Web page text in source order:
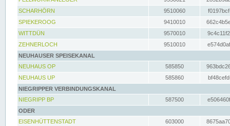
SCHARHÖRN
9510060
SPIEKEROOG
9410010
WITTDÜN
9570010
ZEHNERLOCH
9510010
NEUHAUSER SPEISEKANAL
NEUHAUS OP
585850
NEUHAUS UP
585860
NIEGRIPPER VERBINDUNGSKANAL
NIEGRIPP BP
587500
ODER
EISENHÜTTENSTADT
603000